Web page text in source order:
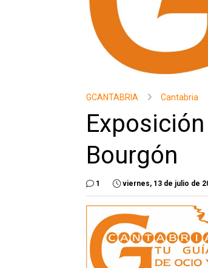
GCANTABRIA Cantabria
Bourgón
1 viernes, 13 de julio de